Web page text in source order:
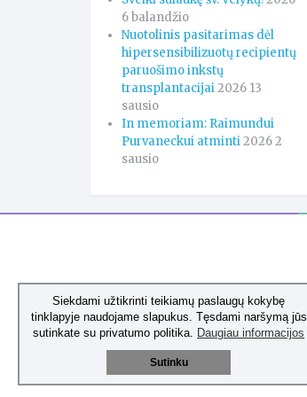
Siekdami užtikrinti teikiamų paslaugų kokybę
tinklapyje naudojame slapukus. Tęsdami naršymą jūs
sutinkate su privatumo politika. Daugiau informacijos
Sutinku
6 balandžio
Nuotolinis pasitarimas dėl
hipersensibilizuotų recipientų
paruošimo inkstų
transplantacijai2026 13
sausio
In memoriam: Raimundui
Purvaneckui atminti2026 2
sausio